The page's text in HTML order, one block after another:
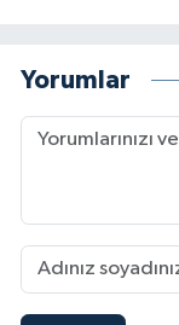
Yorumlar